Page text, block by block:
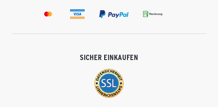
SICHER EINKAUFEN